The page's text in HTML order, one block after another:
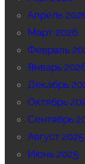
Апрель
Март 2026
Февраль
Январь
Декабрь
Октябрь
Сентябрь
Август 2025
Июнь 2025